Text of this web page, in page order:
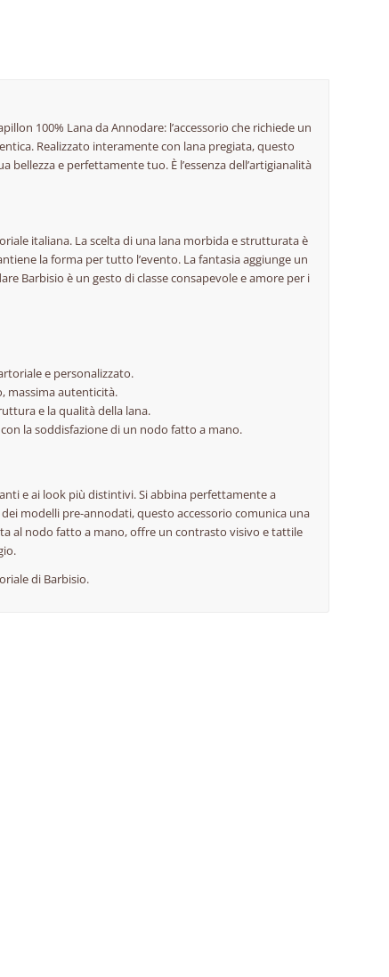
100% Lana da Annodare: l’accessorio che richiede un
Realizzato interamente con lana pregiata, questo
e perfettamente tuo. È l’essenza dell’artigianalità
italiana. La scelta di una lana morbida e strutturata è
la forma per tutto l’evento. La fantasia aggiunge un
Barbisio è un gesto di classe consapevole e amore per i
e personalizzato.
massima autenticità.
e la qualità della lana.
la soddisfazione di un nodo fatto a mano.
e ai look più distintivi. Si abbina perfettamente a
modelli pre-annodati, questo accessorio comunica una
al nodo fatto a mano, offre un contrasto visivo e tattile
di Barbisio.